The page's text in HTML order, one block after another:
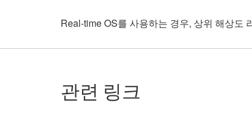
Real-time OS를 사용하는 경우, 상위 해상도
관련 링크